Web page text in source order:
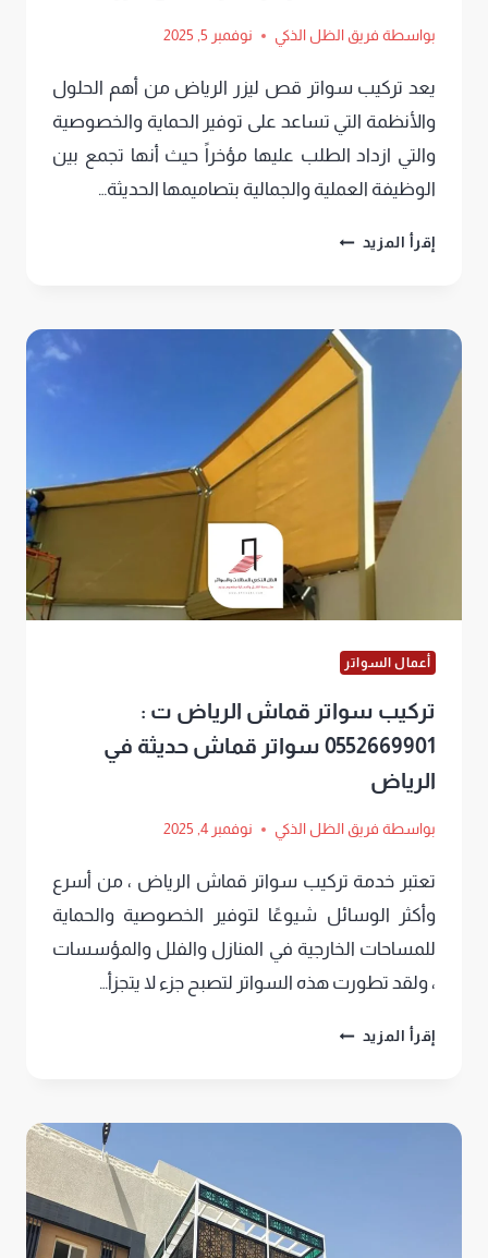
بواسطة فريق الظل الذكي نوفمبر 5, 2025
يعد تركيب سواتر قص ليزر الرياض من أهم الحلول
والأنظمة التي تساعد على توفير الحماية والخصوصية
والتي ازداد الطلب عليها مؤخراً حيث أنها تجمع بين
الوظيفة العملية والجمالية بتصاميمها الحديثة…
إقرأ المزيد تركيب
ليزر
الرياض
0552669901
ليزر
أعمال السواتر
تركيب سواتر قماش الرياض ت :
0552669901 سواتر قماش حديثة في
الرياض
بواسطة فريق الظل الذكي نوفمبر 4, 2025
تعتبر خدمة تركيب سواتر قماش الرياض ، من أسرع
وأكثر الوسائل شيوعًا لتوفير الخصوصية والحماية
للمساحات الخارجية في المنازل والفلل والمؤسسات
، ولقد تطورت هذه السواتر لتصبح جزء لا يتجزأ…
إقرأ المزيد تركيب
0552669901